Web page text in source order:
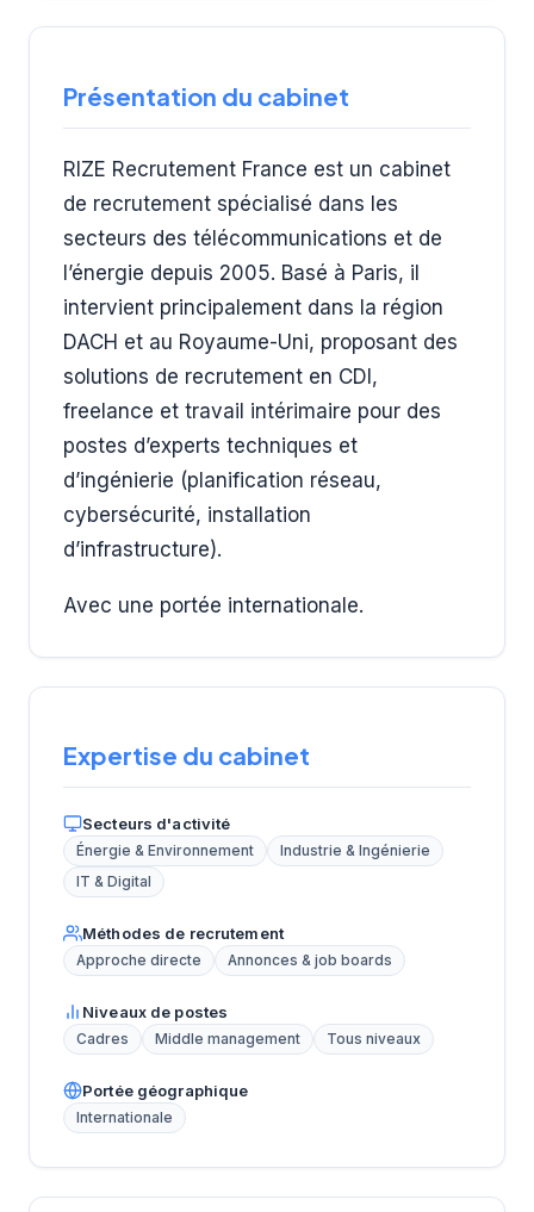
Présentation du cabinet
RIZE Recrutement France est un cabinet
de recrutement spécialisé dans les
secteurs des télécommunications et de
l’énergie depuis 2005. Basé à Paris, il
intervient principalement dans la région
DACH et au Royaume-Uni, proposant des
solutions de recrutement en CDI,
freelance et travail intérimaire pour des
postes d’experts techniques et
d’ingénierie (planification réseau,
cybersécurité, installation
d’infrastructure).
Avec une portée internationale.
Expertise du cabinet
Secteurs d'activité
Énergie & Environnement
Industrie & Ingénierie
IT & Digital
Méthodes de recrutement
Approche directe Annonces & job boards
Niveaux de postes
Cadres Middle management Tous niveaux
Portée géographique
Internationale